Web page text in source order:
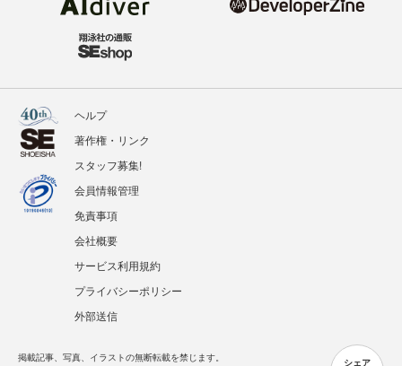
シェア
ヘルプ
著作権・リンク
スタッフ募集!
会員情報管理
免責事項
会社概要
サービス利用規約
プライバシーポリシー
外部送信
掲載記事、写真、イラストの無断転載を禁じます。